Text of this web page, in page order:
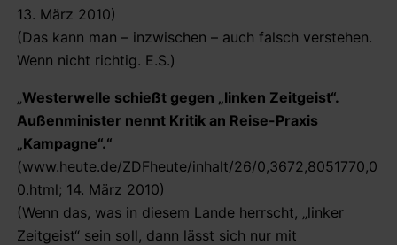
13. März 2010)
(Das kann man – inzwischen – auch falsch verstehen.
Wenn nicht richtig. E.S.)
„Westerwelle schießt gegen „linken Zeitgeist“.
Außenminister nennt Kritik an Reise-Praxis
„Kampagne“.“
(www.heute.de/ZDFheute/inhalt/26/0,3672,8051770,0
0.html; 14. März 2010)
(Wenn das, was in diesem Lande herrscht, „linker
Zeitgeist“ sein soll, dann lässt sich nur mit